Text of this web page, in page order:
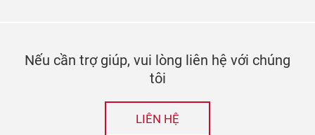
Nếu cần trợ giúp, vui lòng liên hệ với chúng
tôi
LIÊN HỆ